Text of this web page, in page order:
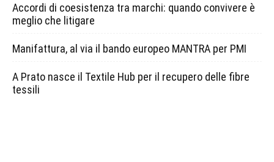
Accordi di coesistenza tra marchi: quando convivere è
meglio che litigare
Manifattura, al via il bando europeo MANTRA per PMI
A Prato nasce il Textile Hub per il recupero delle fibre
tessili